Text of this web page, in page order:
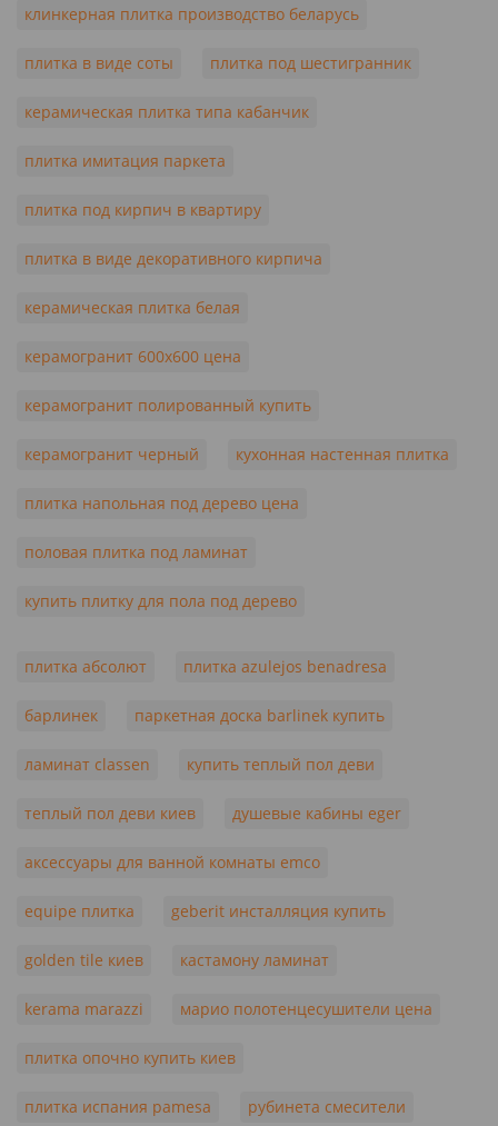
клинкерная плитка производство беларусь
плитка в виде соты плитка под шестигранник
керамическая плитка типа кабанчик
плитка имитация паркета
плитка под кирпич в квартиру
плитка в виде декоративного кирпича
керамическая плитка белая
керамогранит 600х600 цена
керамогранит полированный купить
керамогранит черный кухонная настенная плитка
плитка напольная под дерево цена
половая плитка под ламинат
купить плитку для пола под дерево
плитка абсолют плитка azulejos benadresa
барлинек паркетная доска barlinek купить
ламинат classen купить теплый пол деви
теплый пол деви киев душевые кабины eger
аксессуары для ванной комнаты emco
equipe плитка geberit инсталляция купить
golden tile киев кастамону ламинат
kerama marazzi марио полотенцесушители цена
плитка опочно купить киев
плитка испания pamesa рубинета смесители